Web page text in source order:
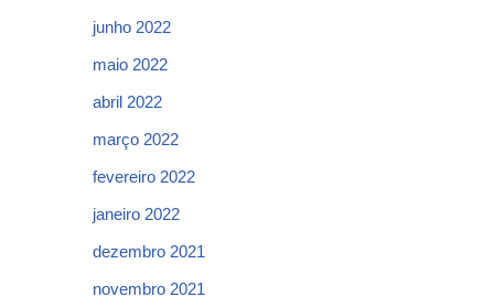
junho 2022
maio 2022
abril 2022
março 2022
fevereiro 2022
janeiro 2022
dezembro 2021
novembro 2021